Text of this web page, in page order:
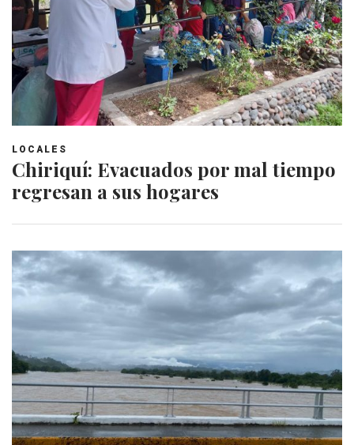
LOCALES
Chiriquí: Evacuados por mal tiempo
regresan a sus hogares